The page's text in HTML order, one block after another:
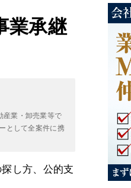
業承継
産業・卸売業等で
として全案件に携
し方、公的支